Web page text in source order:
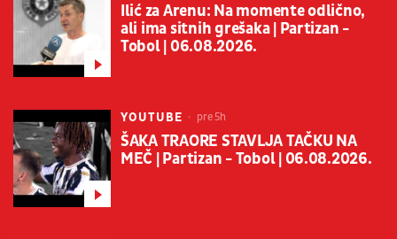
Ilić za Arenu: Na momente odlično,
ali ima sitnih grešaka | Partizan -
Tobol | 06.08.2026.
YOUTUBE pre 5h
ŠAKA TRAORE STAVLJA TAČKU NA
MEČ | Partizan - Tobol | 06.08.2026.